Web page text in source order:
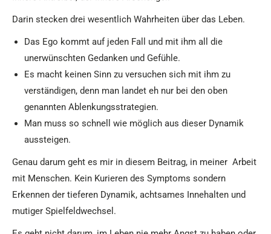
Darin stecken drei wesentlich Wahrheiten über das Leben.
Das Ego kommt auf jeden Fall und mit ihm all die
unerwünschten Gedanken und Gefühle.
Es macht keinen Sinn zu versuchen sich mit ihm zu
verständigen, denn man landet eh nur bei den oben
genannten Ablenkungsstrategien.
Man muss so schnell wie möglich aus dieser Dynamik
aussteigen.
Genau darum geht es mir in diesem Beitrag, in meiner Arbeit
mit Menschen. Kein Kurieren des Symptoms sondern
Erkennen der tieferen Dynamik, achtsames Innehalten und
mutiger Spielfeldwechsel.